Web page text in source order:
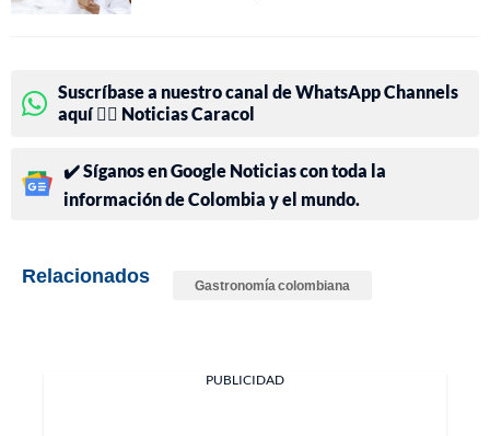
Suscríbase a nuestro canal de WhatsApp Channels
aquí 👉🏻 Noticias Caracol
✔️ Síganos en Google Noticias con toda la
información de Colombia y el mundo.
Relacionados Gastronomía colombiana
PUBLICIDAD